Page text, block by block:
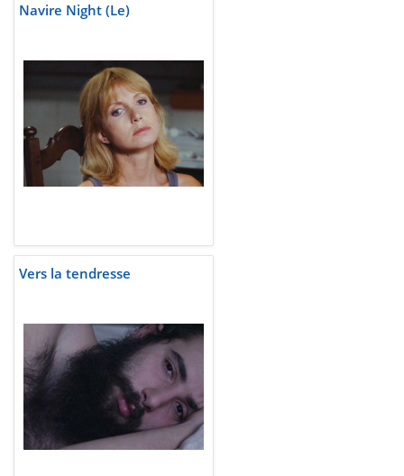
Navire Night (Le)
Vers la tendresse